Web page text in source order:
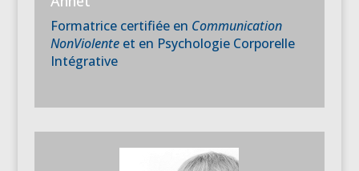
Formatrice certifiée en Communication
NonViolenteet en Psychologie Corporelle
Intégrative